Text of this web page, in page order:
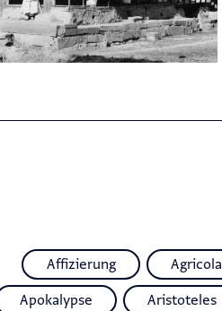
Affizierung Agricola
Apokalypse Aristoteles